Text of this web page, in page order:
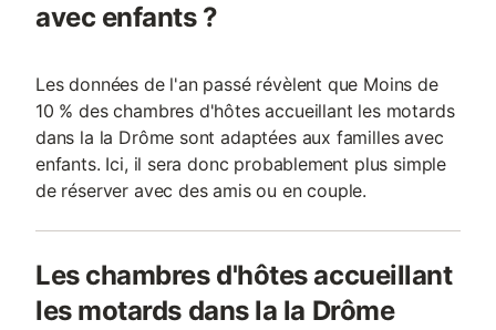
avec enfants ?
Les données de l'an passé révèlent que Moins de
10 % des chambres d'hôtes accueillant les motards
dans la la Drôme sont adaptées aux familles avec
enfants. Ici, il sera donc probablement plus simple
de réserver avec des amis ou en couple.
Les chambres d'hôtes accueillant
les motards dans la la Drôme